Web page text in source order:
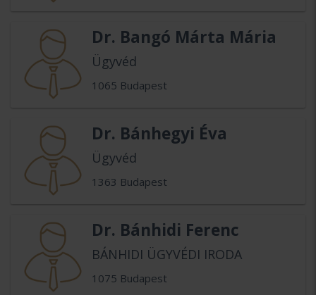
Dr. Bangó Márta Mária
Ügyvéd
1065 Budapest
Dr. Bánhegyi Éva
Ügyvéd
1363 Budapest
Dr. Bánhidi Ferenc
BÁNHIDI ÜGYVÉDI IRODA
1075 Budapest